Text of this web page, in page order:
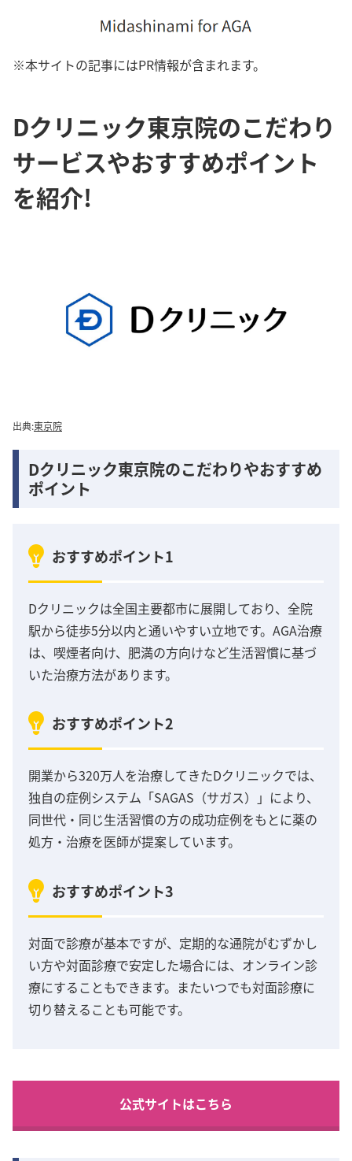
※本サイトの記事にはPR情報が含まれます。
Dクリニック東京院のこだわり
サービスやおすすめポイント
を紹介!
出典:東京院
Dクリニック東京院のこだわりやおすすめ
ポイント
おすすめポイント1
Dクリニックは全国主要都市に展開しており、全院
駅から徒歩5分以内と通いやすい立地です。AGA治療
は、喫煙者向け、肥満の方向けなど生活習慣に基づ
いた治療方法があります。
おすすめポイント2
開業から320万人を治療してきたDクリニックでは、
独自の症例システム「SAGAS（サガス）」により、
同世代・同じ生活習慣の方の成功症例をもとに薬の
処方・治療を医師が提案しています。
おすすめポイント3
対面で診療が基本ですが、定期的な通院がむずかし
い方や対面診療で安定した場合には、オンライン診
療にすることもできます。またいつでも対面診療に
切り替えることも可能です。
公式サイトはこちら